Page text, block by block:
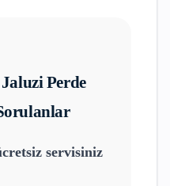
Perde
servisiniz